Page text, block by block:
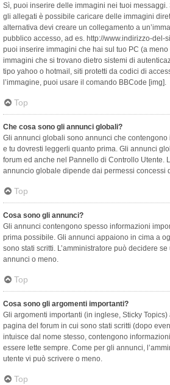
Sì, puoi inserire delle immagini nei tuoi messaggi.
gli allegati è possibile caricare delle immagini
alternativa devi creare un collegamento a
pubblico accesso, ad es. http://www.indirizzo-del-
puoi inserire immagini che hai sul tuo PC (a
immagini che si trovano dietro sistemi di
tipo yahoo o hotmail, siti protetti da codici di
l’immagine, puoi usare il comando BBCode [img].
Top
Che cosa sono gli annunci globali?
Gli annunci globali sono annunci che
e tu dovresti leggerli quanto prima. Gli annunci
forum ed anche nel Pannello di Controllo Utente.
annuncio globale dipende dai permessi concessi
Top
Cosa sono gli annunci?
Gli annunci contengono spesso informazioni
prima possibile. Gli annunci appaiono in cima a
sono stati scritti. L’amministratore può decidere
annunci o meno.
Top
Cosa sono gli argomenti importanti?
Gli argomenti importanti (in inglese, Sticky
pagina del forum in cui sono stati scritti (dopo
intuisce dal nome stesso, contengono
essere lette sempre. Come per gli annunci,
utente vi può scrivere o meno.
Top